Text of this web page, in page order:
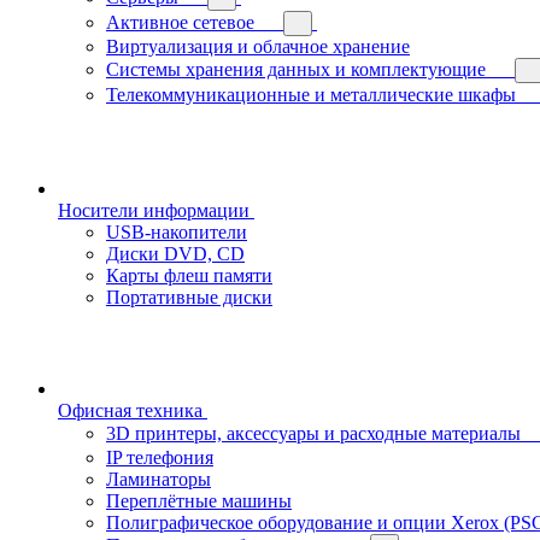
Активное сетевое
Виртуализация и облачное хранение
Системы хранения данных и комплектующие
Телекоммуникационные и металлические шкафы
Носители информации
USB-накопители
Диски DVD, CD
Карты флеш памяти
Портативные диски
Офисная техника
3D принтеры, аксессуары и расходные материалы
IP телефония
Ламинаторы
Переплётные машины
Полиграфическое оборудование и опции Xerox